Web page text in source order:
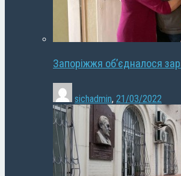
Запоріжжя об’єдналося
sichadmin, 21/03/2022